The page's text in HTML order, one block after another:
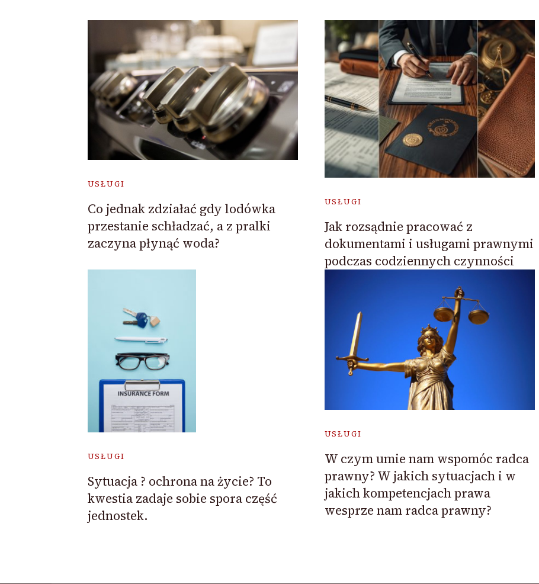
USŁUGI
Co jednak zdziałać gdy lodówka
przestanie schładzać, a z pralki
zaczyna płynąć woda?
USŁUGI
Jak rozsądnie pracować z
dokumentami i usługami prawnymi
podczas codziennych czynności
USŁUGI
Sytuacja ? ochrona na życie? To
kwestia zadaje sobie spora część
jednostek.
USŁUGI
W czym umie nam wspomóc radca
prawny? W jakich sytuacjach i w
jakich kompetencjach prawa
wesprze nam radca prawny?